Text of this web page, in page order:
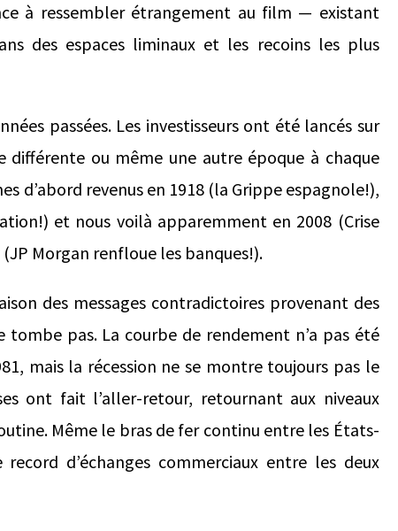
à ressembler étrangement au film — existant
des espaces liminaux et les recoins les plus
passées. Les investisseurs ont été lancés sur
différente ou même une autre époque à chaque
d’abord revenus en 1918 (la Grippe espagnole!),
et nous voilà apparemment en 2008 (Crise
Morgan renfloue les banques!).
des messages contradictoires provenant des
tombe pas. La courbe de rendement n’a pas été
mais la récession ne se montre toujours pas le
ont fait l’aller-retour, retournant aux niveaux
Même le bras de fer continu entre les États-
d’échanges commerciaux entre les deux